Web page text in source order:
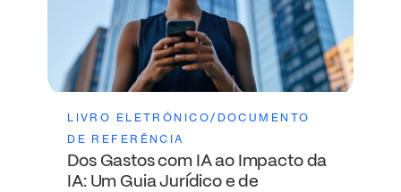
LIVRO ELETRÓNICO/DOCUMENTO
DE REFERÊNCIA
Dos Gastos com IA ao Impacto da
IA: Um Guia Jurídico e de